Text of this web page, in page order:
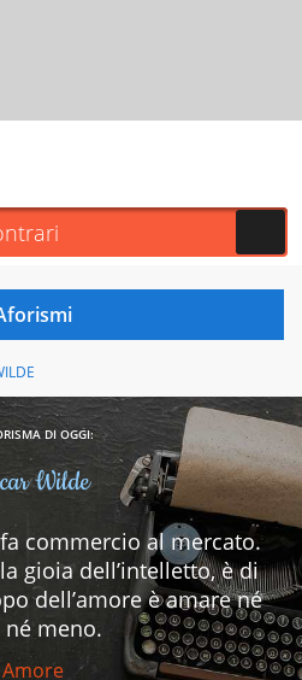
DI OGGI:
Wilde
commercio al mercato.
gioia dell’intelletto, è di
dell’amore è amare né
né meno.
Amore